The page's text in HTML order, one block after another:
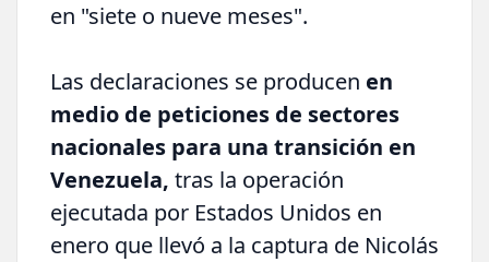
en "siete o nueve meses".
Las declaraciones se producen en
medio de peticiones de sectores
nacionales para una transición en
Venezuela, tras la operación
ejecutada por Estados Unidos en
enero que llevó a la captura de Nicolás